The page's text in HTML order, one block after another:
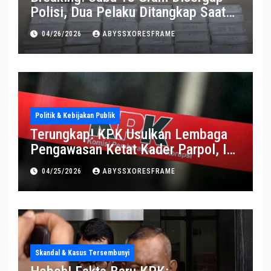
Polisi, Dua Pelaku Ditangkap Saat
Operasi Berlangsung Di Tempat
04/26/2026 ABYSSXORESFRAME
Politik & Kebijakan Publik
Terungkap! KPK Usulkan Lembaga
Pengawasan Ketat Kader Parpol, Ini
Alasannya
04/25/2026 ABYSSXORESFRAME
Skandal & Kasus Tersembunyi